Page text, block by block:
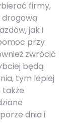
firmy,
jak i
przy
zwrócić
będą
tym lepiej
także
dnia i